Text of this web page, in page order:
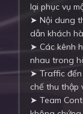
lại phục vụ
➤ Nội dung
dẫn khách
➤ Các kênh
nhau trong
➤ Traffic
chế thu thập
➤ Team